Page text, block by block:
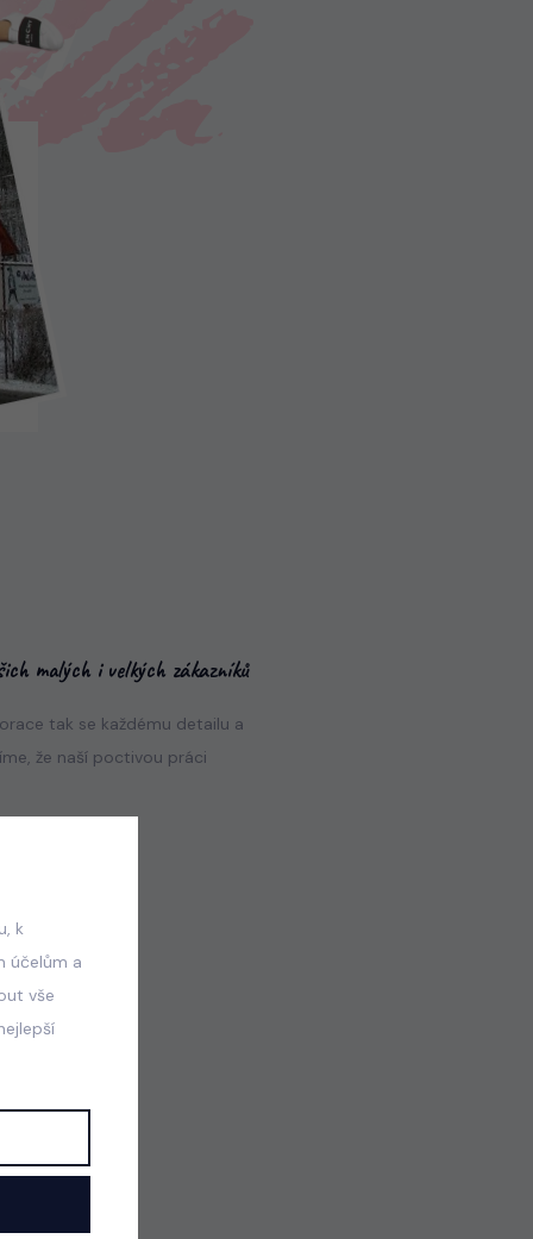
malých i velkých zákazníků
tak se každému detailu a
že naší poctivou práci
k
účelům a
vše